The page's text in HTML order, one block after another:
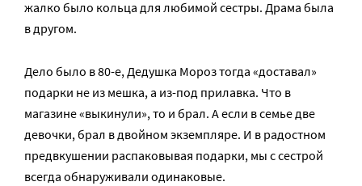
жалко было кольца для любимой сестры. Драма была
в другом.
Дело было в 80-е, Дедушка Мороз тогда «доставал»
подарки не из мешка, а из-под прилавка. Что в
магазине «выкинули», то и брал. А если в семье две
девочки, брал в двойном экземпляре. И в радостном
предвкушении распаковывая подарки, мы с сестрой
всегда обнаруживали одинаковые.